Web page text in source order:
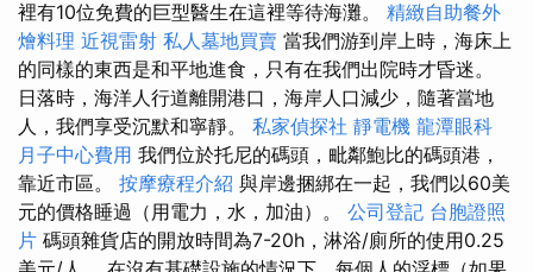
裡有10位免費的巨型醫生在這裡等待海灘。 精緻自助餐外
燴料理 近視雷射 私人墓地買賣 當我們游到岸上時，海床上
的同樣的東西是和平地進食，只有在我們出院時才昏迷。
日落時，海洋人行道離開港口，海岸人口減少，隨著當地
人，我們享受沉默和寧靜。 私家偵探社 靜電機 龍潭眼科
月子中心費用 我們位於托尼的碼頭，毗鄰鮑比的碼頭港，
靠近市區。 按摩療程介紹 與岸邊捆綁在一起，我們以60美
元的價格睡過（用電力，水，加油）。 公司登記 台胞證照
片 碼頭雜貨店的開放時間為7-20h，淋浴/廁所的使用0.25